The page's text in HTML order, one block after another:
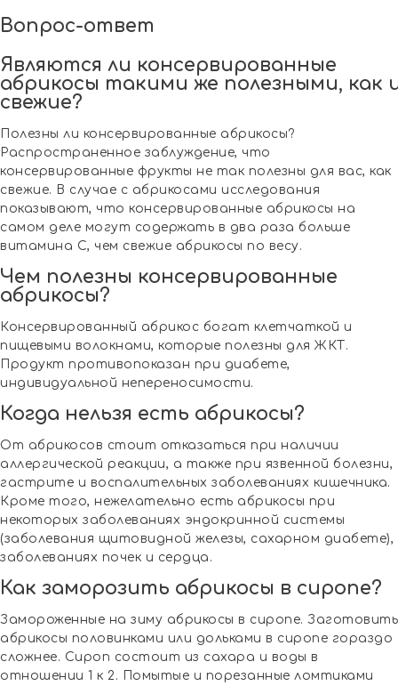
Вопрос-ответ
Являются ли консервированные
абрикосы такими же полезными, как
свежие?
Полезны ли консервированные абрикосы?
Распространенное заблуждение, что
консервированные фрукты не так полезны для вас, как
свежие. В случае с абрикосами исследования
показывают, что консервированные абрикосы на
самом деле могут содержать в два раза больше
витамина С, чем свежие абрикосы по весу.
Чем полезны консервированные
абрикосы?
Консервированный абрикос богат клетчаткой и
пищевыми волокнами, которые полезны для ЖКТ.
Продукт противопоказан при диабете,
индивидуальной непереносимости.
Когда нельзя есть абрикосы?
От абрикосов стоит отказаться при наличии
аллергической реакции, а также при язвенной болезни,
гастрите и воспалительных заболеваниях кишечника.
Кроме того, нежелательно есть абрикосы при
некоторых заболеваниях эндокринной системы
(заболевания щитовидной железы, сахарном диабете),
заболеваниях почек и сердца.
Как заморозить абрикосы в сиропе?
Замороженные на зиму абрикосы в сиропе. Заготовить
абрикосы половинками или дольками в сиропе гораздо
сложнее. Сироп состоит из сахара и воды в
отношении 1 к 2. Помытые и порезанные ломтиками